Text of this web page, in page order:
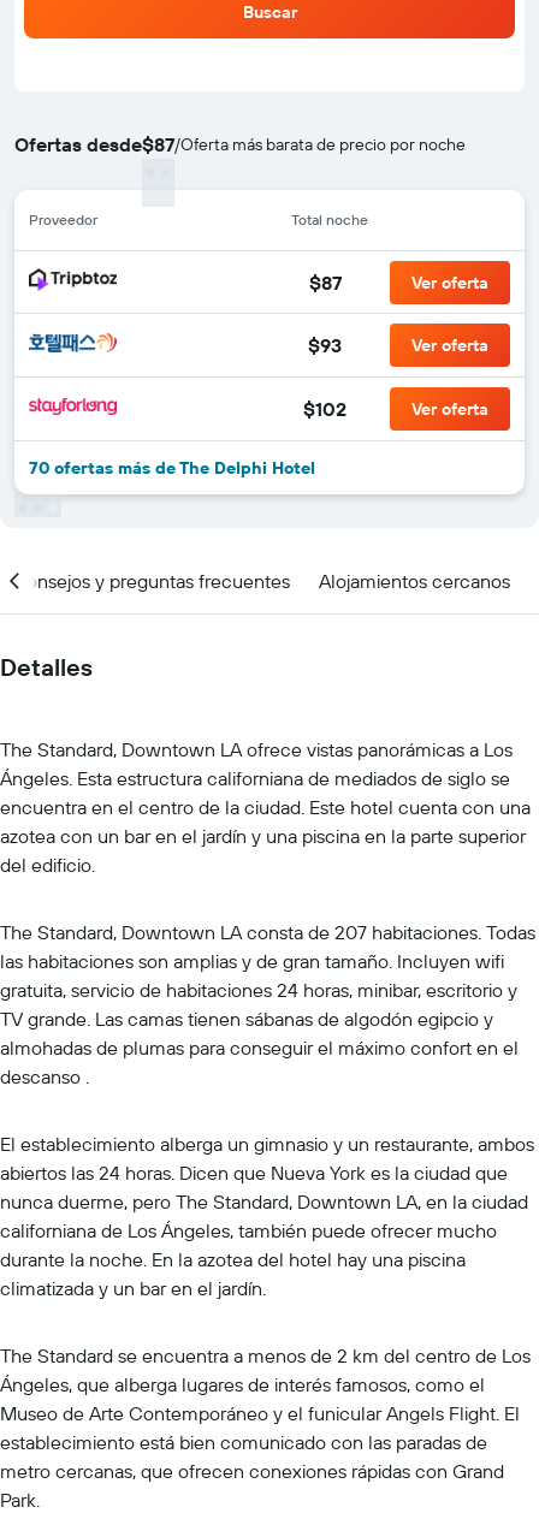
Buscar
Ofertas desde$87/Oferta más barata de precio por noche
Proveedor Total noche
$87 Ver oferta
$93 Ver oferta
$102 Ver oferta
70 ofertas más de The Delphi Hotel
Consejos y preguntas frecuentes Alojamientos cercanos
Detalles
The Standard, Downtown LA ofrece vistas panorámicas a Los
Ángeles. Esta estructura californiana de mediados de siglo se
encuentra en el centro de la ciudad. Este hotel cuenta con una
azotea con un bar en el jardín y una piscina en la parte superior
del edificio.
The Standard, Downtown LA consta de 207 habitaciones. Todas
las habitaciones son amplias y de gran tamaño. Incluyen wifi
gratuita, servicio de habitaciones 24 horas, minibar, escritorio y
TV grande. Las camas tienen sábanas de algodón egipcio y
almohadas de plumas para conseguir el máximo confort en el
descanso .
El establecimiento alberga un gimnasio y un restaurante, ambos
abiertos las 24 horas. Dicen que Nueva York es la ciudad que
nunca duerme, pero The Standard, Downtown LA, en la ciudad
californiana de Los Ángeles, también puede ofrecer mucho
durante la noche. En la azotea del hotel hay una piscina
climatizada y un bar en el jardín.
The Standard se encuentra a menos de 2 km del centro de Los
Ángeles, que alberga lugares de interés famosos, como el
Museo de Arte Contemporáneo y el funicular Angels Flight. El
establecimiento está bien comunicado con las paradas de
metro cercanas, que ofrecen conexiones rápidas con Grand
Park.